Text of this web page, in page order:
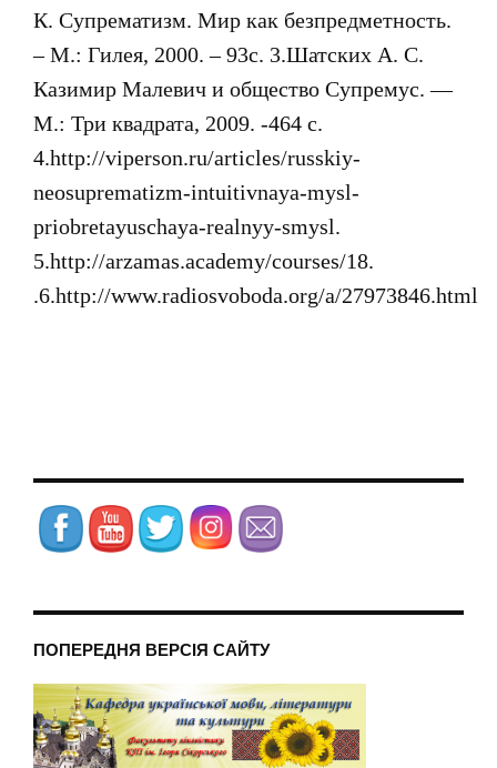
К. Супрематизм. Мир как безпредметность.
– М.: Гилея, 2000. – 93с. 3.Шатских А. С.
Казимир Малевич и общество Супремус. —
М.: Три квадрата, 2009. -464 с.
4.http://viperson.ru/articles/russkiy-
neosuprematizm-intuitivnaya-mysl-
priobretayuschaya-realnyy-smysl.
5.http://arzamas.academy/courses/18.
.6.http://www.radiosvoboda.org/a/27973846.html
ПОПЕРЕДНЯ ВЕРСІЯ САЙТУ